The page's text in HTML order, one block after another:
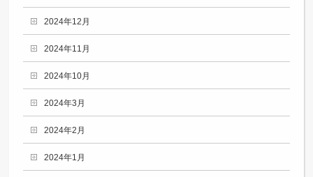
2024年12月
2024年11月
2024年10月
2024年3月
2024年2月
2024年1月